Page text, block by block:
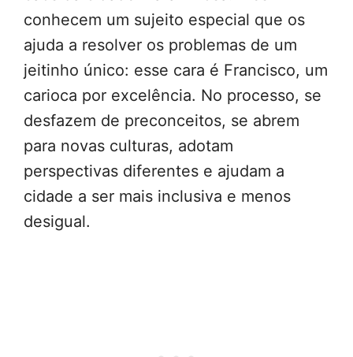
conhecem um sujeito especial que os
ajuda a resolver os problemas de um
jeitinho único: esse cara é Francisco, um
carioca por excelência. No processo, se
desfazem de preconceitos, se abrem
para novas culturas, adotam
perspectivas diferentes e ajudam a
cidade a ser mais inclusiva e menos
desigual.